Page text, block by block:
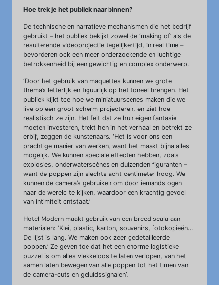
Hoe trek je het publiek naar binnen?
De technische en narratieve mechanismen die het bedrijf
gebruikt – het publiek bekijkt zowel de ‘making of’ als de
resulterende videoprojectie tegelijkertijd, in real time –
bevorderen ook een meer onderzoekende en luchtige
betrokkenheid bij een gewichtig en complex onderwerp.
‘Door het gebruik van maquettes kunnen we grote
thema’s letterlijk en figuurlijk op het toneel brengen. Het
publiek kijkt toe hoe we miniatuurscènes maken die we
live op een groot scherm projecteren, en ziet hoe
realistisch ze zijn. Het feit dat ze hun eigen fantasie
moeten investeren, trekt hen in het verhaal en betrekt ze
erbij’, zeggen de kunstenaars. ‘Het is voor ons een
prachtige manier van werken, want het maakt bijna alles
mogelijk. We kunnen speciale effecten hebben, zoals
explosies, onderwaterscènes en duizenden figuranten –
want de poppen zijn slechts acht centimeter hoog. We
kunnen de camera’s gebruiken om door iemands ogen
naar de wereld te kijken, waardoor een krachtig gevoel
van intimiteit ontstaat.’
Hotel Modern maakt gebruik van een breed scala aan
materialen: ‘Klei, plastic, karton, souvenirs, fotokopieën…
De lijst is lang. We maken ook zeer gedetailleerde
poppen.’ Ze geven toe dat het een enorme logistieke
puzzel is om alles vlekkeloos te laten verlopen, van het
samen laten bewegen van alle poppen tot het timen van
de camera-cuts en geluidssignalen’.